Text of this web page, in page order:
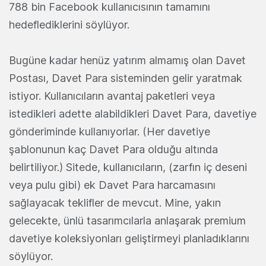
788 bin Facebook kullanıcısının tamamını
hedeflediklerini söylüyor.
Bugüne kadar henüz yatırım almamış olan Davet
Postası, Davet Para sisteminden gelir yaratmak
istiyor. Kullanıcıların avantaj paketleri veya
istedikleri adette alabildikleri Davet Para, davetiye
gönderiminde kullanıyorlar. (Her davetiye
şablonunun kaç Davet Para olduğu altında
belirtiliyor.) Sitede, kullanıcıların, (zarfın iç deseni
veya pulu gibi) ek Davet Para harcamasını
sağlayacak teklifler de mevcut. Mine, yakın
gelecekte, ünlü tasarımcılarla anlaşarak premium
davetiye koleksiyonları geliştirmeyi planladıklarını
söylüyor.